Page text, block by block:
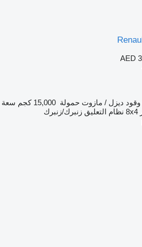
AED
وقود ديزل / مازوت حمولة 15,000 كجم
سعة
8x4 نظام التعليق زنبرك/زنبرك